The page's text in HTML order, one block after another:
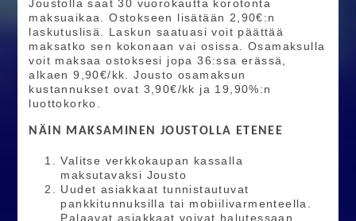
Joustolla saat 30 vuorokautta korotonta
maksuaikaa. Ostokseen lisätään 2,90€:n
laskutuslisä. Laskun saatuasi voit päättää
maksatko sen kokonaan vai osissa. Osamaksulla
voit maksaa ostoksesi jopa 36:ssa erässä,
alkaen 9,90€/kk. Jousto osamaksun
kustannukset ovat 3,90€/kk ja 19,90%:n
luottokorko.
NÄIN MAKSAMINEN JOUSTOLLA ETENEE
Valitse verkkokaupan kassalla
maksutavaksi Jousto
Uudet asiakkaat tunnistautuvat
pankkitunnuksilla tai mobiilivarmenteella.
Palaavat asiakkaat voivat halutessaan